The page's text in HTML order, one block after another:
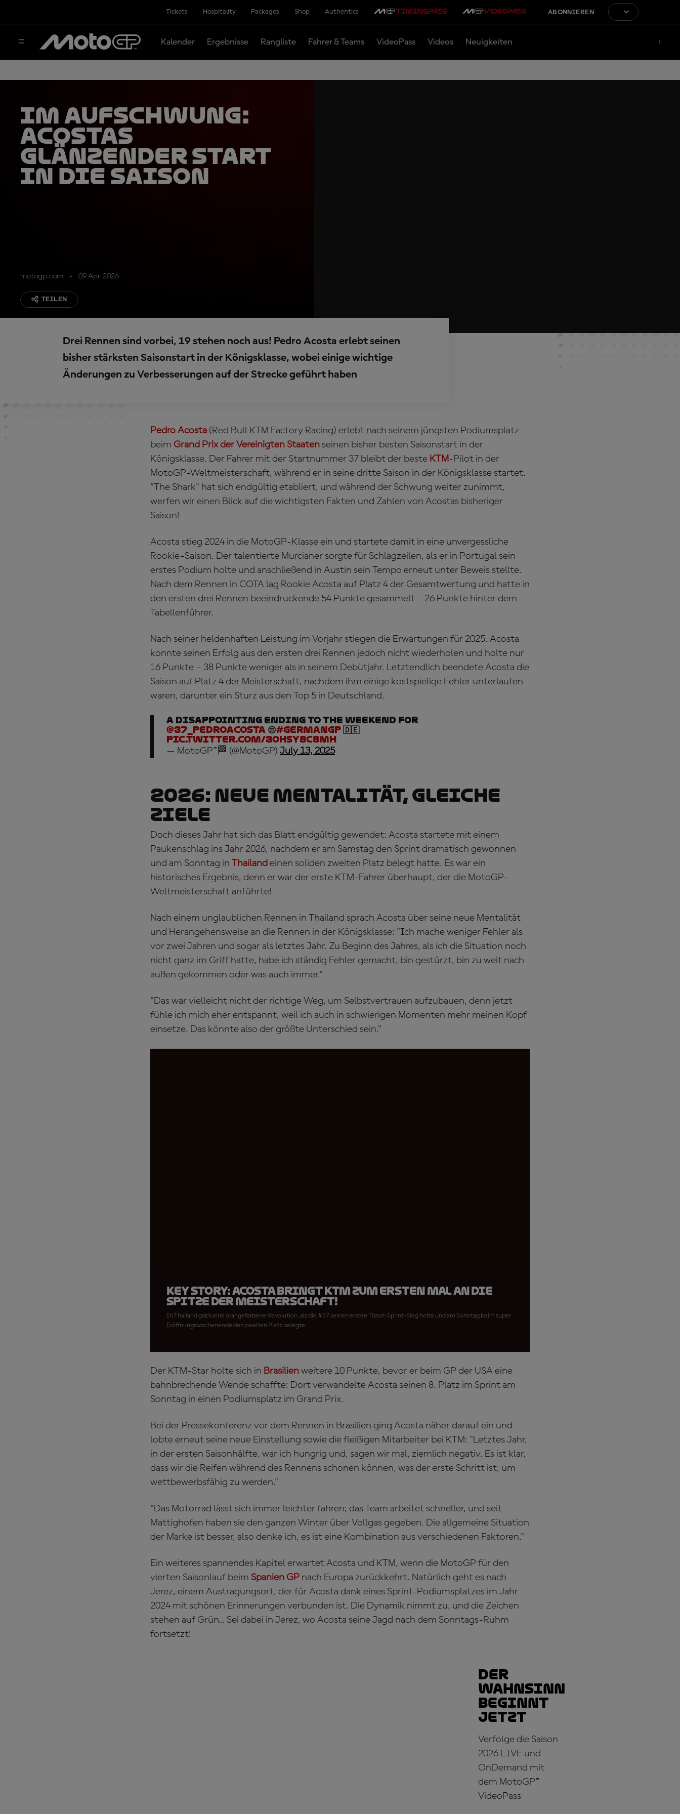
Tickets Hospitality Packages Shop Authentics ABONNIEREN
Kalender Ergebnisse Rangliste Fahrer & Teams VideoPass Videos Neuigkeiten
Im Aufschwung:
Acostas
glänzender Start
in die Saison
motogp.com 09 Apr. 2026
TEILEN
Drei Rennen sind vorbei, 19 stehen noch aus! Pedro Acosta erlebt seinen
bisher stärksten Saisonstart in der Königsklasse, wobei einige wichtige
Änderungen zu Verbesserungen auf der Strecke geführt haben
Pedro Acosta (Red Bull KTM Factory Racing) erlebt nach seinem jüngsten Podiumsplatz
beim Grand Prix der Vereinigten Staaten seinen bisher besten Saisonstart in der
Königsklasse. Der Fahrer mit der Startnummer 37 bleibt der beste KTM-Pilot in der
MotoGP-Weltmeisterschaft, während er in seine dritte Saison in der Königsklasse startet.
"The Shark" hat sich endgültig etabliert, und während der Schwung weiter zunimmt,
werfen wir einen Blick auf die wichtigsten Fakten und Zahlen von Acostas bisheriger
Saison!
Acosta stieg 2024 in die MotoGP-Klasse ein und startete damit in eine unvergessliche
Rookie-Saison. Der talentierte Murcianer sorgte für Schlagzeilen, als er in Portugal sein
erstes Podium holte und anschließend in Austin sein Tempo erneut unter Beweis stellte.
Nach dem Rennen in COTA lag Rookie Acosta auf Platz 4 der Gesamtwertung und hatte in
den ersten drei Rennen beeindruckende 54 Punkte gesammelt – 26 Punkte hinter dem
Tabellenführer.
Nach seiner heldenhaften Leistung im Vorjahr stiegen die Erwartungen für 2025. Acosta
konnte seinen Erfolg aus den ersten drei Rennen jedoch nicht wiederholen und holte nur
16 Punkte – 38 Punkte weniger als in seinem Debütjahr. Letztendlich beendete Acosta die
Saison auf Platz 4 der Meisterschaft, nachdem ihm einige kostspielige Fehler unterlaufen
waren, darunter ein Sturz aus den Top 5 in Deutschland.
A disappointing ending to the weekend for
@37_pedroacosta 😔#GermanGP🇩🇪
pic.twitter.com/3Ohsy8C8mh
— MotoGP™🏁 (@MotoGP) July 13, 2025
2026: Neue Mentalität, gleiche
Ziele
Doch dieses Jahr hat sich das Blatt endgültig gewendet: Acosta startete mit einem
Paukenschlag ins Jahr 2026, nachdem er am Samstag den Sprint dramatisch gewonnen
und am Sonntag in Thailand einen soliden zweiten Platz belegt hatte. Es war ein
historisches Ergebnis, denn er war der erste KTM-Fahrer überhaupt, der die MotoGP-
Weltmeisterschaft anführte!
Nach einem unglaublichen Rennen in Thailand sprach Acosta über seine neue Mentalität
und Herangehensweise an die Rennen in der Königsklasse: "Ich mache weniger Fehler als
vor zwei Jahren und sogar als letztes Jahr. Zu Beginn des Jahres, als ich die Situation noch
nicht ganz im Griff hatte, habe ich ständig Fehler gemacht, bin gestürzt, bin zu weit nach
außen gekommen oder was auch immer."
"Das war vielleicht nicht der richtige Weg, um Selbstvertrauen aufzubauen, denn jetzt
fühle ich mich eher entspannt, weil ich auch in schwierigen Momenten mehr meinen Kopf
einsetze. Das könnte also der größte Unterschied sein."
Key Story: Acosta bringt KTM zum ersten Mal an die
Spitze der Meisterschaft!
In Thailand gab's eine orangefarbene Revolution, als die #37 seinen ersten Tissot-Sprint-Sieg holte und am Sonntag beim super
Eröffnungswochenende den zweiten Platz belegte.
Der KTM-Star holte sich in Brasilien weitere 10 Punkte, bevor er beim GP der USA eine
bahnbrechende Wende schaffte: Dort verwandelte Acosta seinen 8. Platz im Sprint am
Sonntag in einen Podiumsplatz im Grand Prix.
Bei der Pressekonferenz vor dem Rennen in Brasilien ging Acosta näher darauf ein und
lobte erneut seine neue Einstellung sowie die fleißigen Mitarbeiter bei KTM: "Letztes Jahr,
in der ersten Saisonhälfte, war ich hungrig und, sagen wir mal, ziemlich negativ. Es ist klar,
dass wir die Reifen während des Rennens schonen können, was der erste Schritt ist, um
wettbewerbsfähig zu werden."
"Das Motorrad lässt sich immer leichter fahren; das Team arbeitet schneller, und seit
Mattighofen haben sie den ganzen Winter über Vollgas gegeben. Die allgemeine Situation
der Marke ist besser, also denke ich, es ist eine Kombination aus verschiedenen Faktoren."
Ein weiteres spannendes Kapitel erwartet Acosta und KTM, wenn die MotoGP für den
vierten Saisonlauf beim Spanien GP nach Europa zurückkehrt. Natürlich geht es nach
Jerez, einem Austragungsort, der für Acosta dank eines Sprint-Podiumsplatzes im Jahr
2024 mit schönen Erinnerungen verbunden ist. Die Dynamik nimmt zu, und die Zeichen
stehen auf Grün… Sei dabei in Jerez, wo Acosta seine Jagd nach dem Sonntags-Ruhm
fortsetzt!
Der
Wahnsinn
beginnt
jetzt
Verfolge die Saison
2026 LIVE und
OnDemand mit
dem MotoGP™
VideoPass